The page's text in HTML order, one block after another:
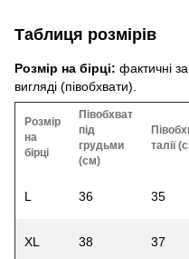
Таблиця розмірів
Розмір на бірці: фактичні
вигляді (півобхвати).
Розмір
на
бірці
Півобхват
під
грудьми
(см)
талії
L 36 35
XL 38 37